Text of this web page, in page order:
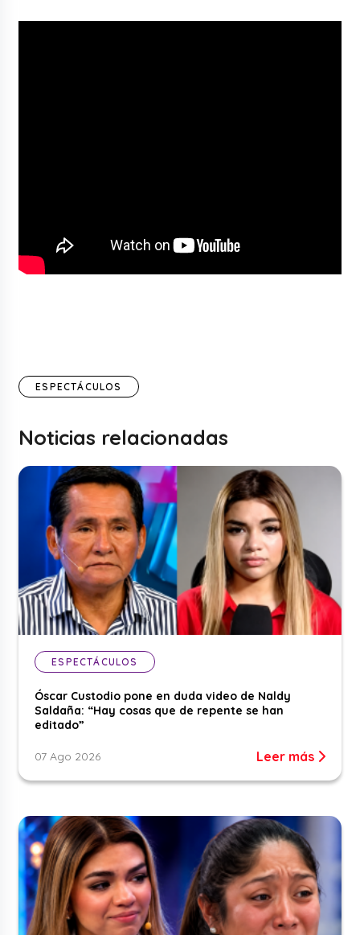
ESPECTÁCULOS
Noticias relacionadas
ESPECTÁCULOS
Óscar Custodio pone en duda video de Naldy
Saldaña: “Hay cosas que de repente se han
editado”
07 Ago 2026 Leer más